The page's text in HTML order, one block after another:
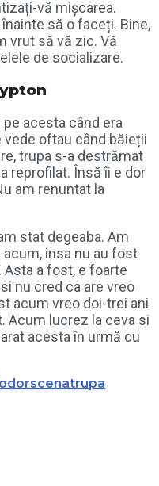
vă mișcarea.
să o faceți. Bine,
vrut să vă zic. Vă
de socializare.
acesta când era
oftau când băieții
trupa s-a destrămat
reprofilat. Însă îi e dor
am renuntat la
stat degeaba. Am
insa nu au fost
Asta a fost, e foarte
nu cred ca are vreo
acum vreo doi-trei ani
Acum lucrez la ceva si
acesta în urmă cu
scenatrupa